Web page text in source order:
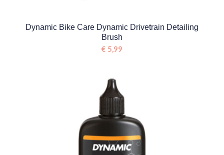
Dynamic Bike Care Dynamic Drivetrain Detailing
Brush
€ 5,99